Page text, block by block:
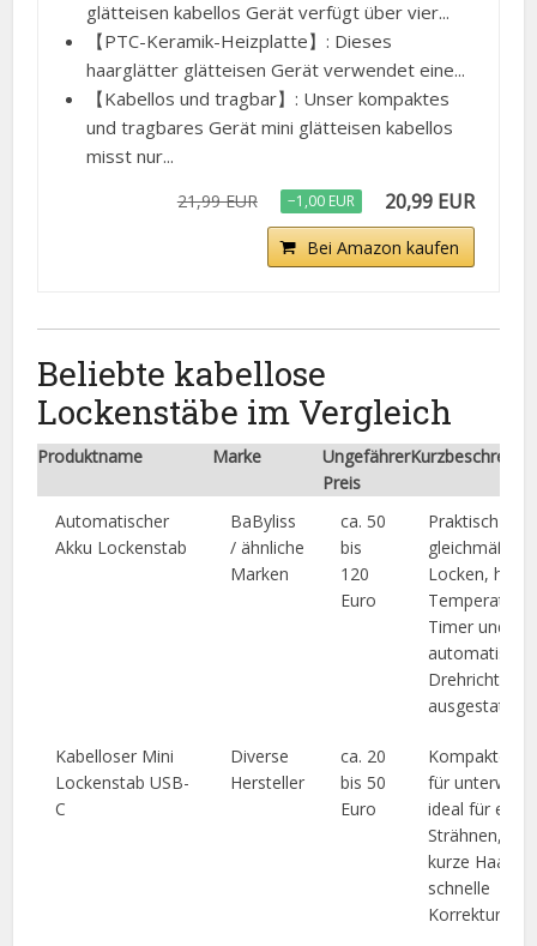
glätteisen kabellos Gerät verfügt über vier...
【PTC-Keramik-Heizplatte】: Dieses
haarglätter glätteisen Gerät verwendet eine...
【Kabellos und tragbar】: Unser kompaktes
und tragbares Gerät mini glätteisen kabellos
misst nur...
21,99 EUR −1,00 EUR 20,99 EUR
Bei Amazon kaufen
Beliebte kabellose
Lockenstäbe im Vergleich
Produktname Marke
Ungefährer
Preis
Automatischer
Akku Lockenstab
BaByliss
/ ähnliche
Marken
ca. 50
bis
120
Euro
Praktisch für
gleichmäßige
Locken,
Timer und
Drehrichtung
ausgestattet.
Kabelloser Mini
Lockenstab USB-
C
Diverse
Hersteller
ca. 20
bis 50
Euro
Kompakte
für
ideal für
Strähnen,
kurze Haare
schnelle
Korrekturen.